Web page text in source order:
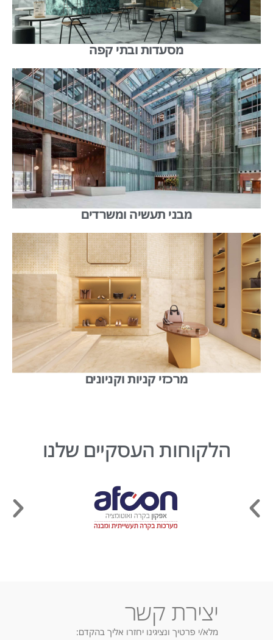
מסעדות ובתי קפה
מבני תעשיה ומשרדים
מרכזי קניות וקניונים
הלקוחות העסקיים שלנו
יצירת קשר
מלא/י פרטיך ונציגינו יחזרו אליך בהקדם: